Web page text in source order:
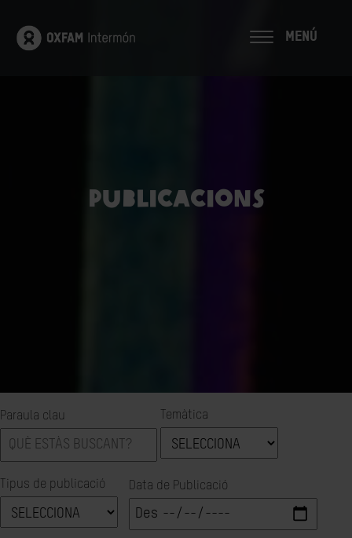
MENÚ
Publicacions
Paraula clau Temàtica
Tipus de publicació Data de Publicació